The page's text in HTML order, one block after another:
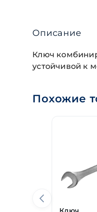
Описание
Ключ
устойчивой к
Похожие